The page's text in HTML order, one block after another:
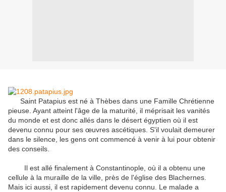
Saint Patapius est né à Thèbes dans une Famille Chrétienne
pieuse Ayant atteint l'âge de la maturité il méprisait les vanités
du monde et est donc allés dans le désert égyptien où il est
devenu connu pour ses œuvres ascétiques S'il voulait demeurer
dans le silence les gens ont commencé à venir à lui pour obtenir
des conseils
Il est allé finalement à Constantinople où il a obtenu une
cellule à la muraille de la ville près de l'église des Blachernes
Mais ici aussi, il est rapidement devenu connu. Le malade a